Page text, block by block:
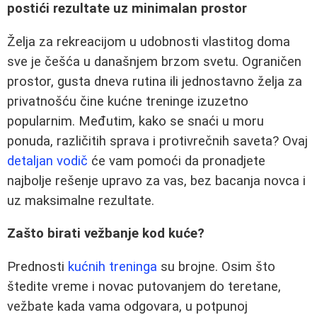
postići rezultate uz minimalan prostor
Želja za rekreacijom u udobnosti vlastitog doma
sve je češća u današnjem brzom svetu. Ograničen
prostor, gusta dneva rutina ili jednostavno želja za
privatnošću čine kućne treninge izuzetno
popularnim. Međutim, kako se snaći u moru
ponuda, različitih sprava i protivrečnih saveta? Ovaj
detaljan vodič će vam pomoći da pronadjete
najbolje rešenje upravo za vas, bez bacanja novca i
uz maksimalne rezultate.
Zašto birati vežbanje kod kuće?
Prednosti kućnih treninga su brojne. Osim što
štedite vreme i novac putovanjem do teretane,
vežbate kada vama odgovara, u potpunoj